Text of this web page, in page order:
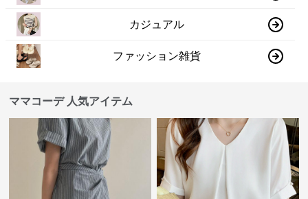
カジュアル
ファッション雑貨
ママコーデ 人気アイテム